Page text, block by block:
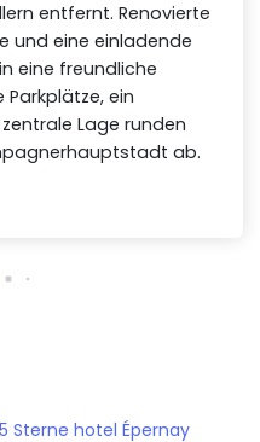
entfernt. Renovierte
und eine einladende
eine freundliche
ein
Lage runden
ab.
5 Sterne hotel Épernay